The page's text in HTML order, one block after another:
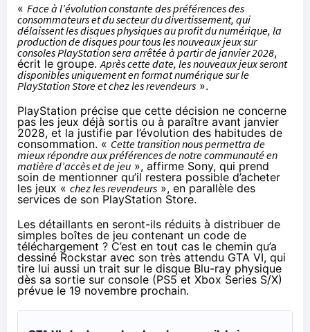
« Face à l’évolution constante des préférences des
consommateurs et du secteur du divertissement, qui
délaissent les disques physiques au profit du numérique, la
production de disques pour tous les nouveaux jeux sur
consoles PlayStation sera arrêtée à partir de janvier 2028,
écrit le groupe. Après cette date, les nouveaux jeux seront
disponibles uniquement en format numérique sur le
PlayStation Store et chez les revendeurs ».
PlayStation précise que cette décision ne concerne
pas les jeux déjà sortis ou à paraître avant janvier
2028, et la justifie par l’évolution des habitudes de
consommation. « Cette transition nous permettra de
mieux répondre aux préférences de notre communauté en
matière d’accès et de jeu », affirme Sony, qui prend
soin de mentionner qu’il restera possible d’acheter
les jeux « chez les revendeurs », en parallèle des
services de son PlayStation Store.
Les détaillants en seront-ils réduits à distribuer de
simples boîtes de jeu contenant un code de
téléchargement ? C’est en tout cas le chemin qu’a
dessiné Rockstar avec son très attendu GTA VI, qui
tire lui aussi un trait sur le disque Blu-ray physique
dès sa sortie sur console (PS5 et Xbox Series S/X)
prévue le 19 novembre prochain.